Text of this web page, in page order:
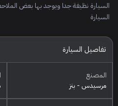
السيارة نظيفة جدا ويوجد بها بعض
السيارة
تفاصيل السيارة
المصنع
مرسيدس - بنز